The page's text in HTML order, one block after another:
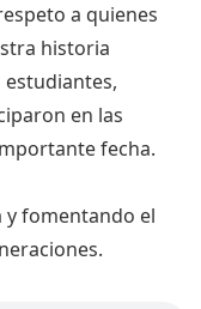
a quienes
historia
en las
fecha.
fomentando el